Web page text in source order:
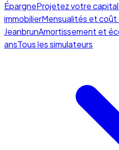
ÉpargneProjetez votre
immobilierMensualités et
JeanbrunAmortissement et
ansTous les simulateurs